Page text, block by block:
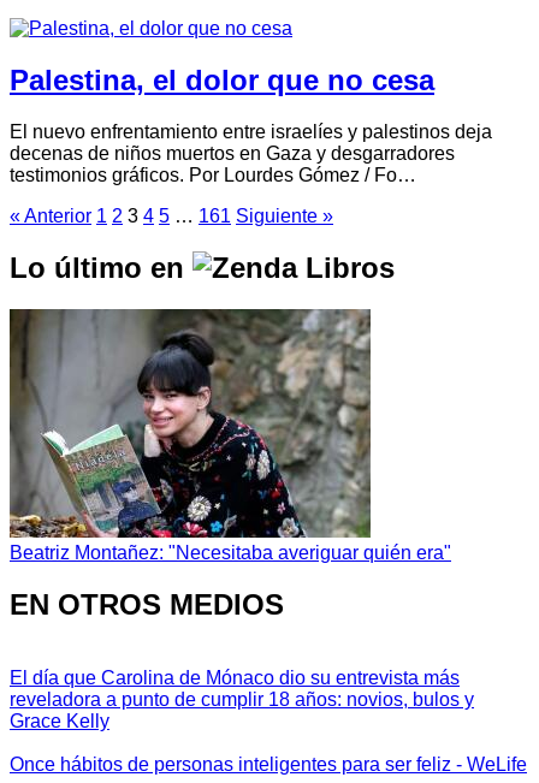
Palestina, el dolor que no cesa
El nuevo enfrentamiento entre israelíes y palestinos deja
decenas de niños muertos en Gaza y desgarradores
testimonios gráficos. Por Lourdes Gómez / Fo…
« Anterior 1 2 3 4 5 … 161 Siguiente »
Lo último en
Beatriz Montañez: "Necesitaba averiguar quién era"
EN OTROS MEDIOS
El día que Carolina de Mónaco dio su entrevista más
reveladora a punto de cumplir 18 años: novios, bulos y
Grace Kelly
Once hábitos de personas inteligentes para ser feliz - WeLife